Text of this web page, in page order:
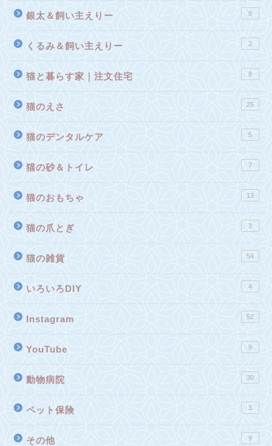
銀太＆飼い主えりー 8
くるみ＆飼い主えりー 2
猫と暮らす家｜注文住宅 8
猫のえさ 25
猫のデンタルケア 5
猫の砂＆トイレ 7
猫のおもちゃ 13
猫の爪とぎ 3
猫の雑貨 54
いろいろDIY 4
Instagram 52
YouTube 9
動物病院 30
ペット保険 3
その他 9